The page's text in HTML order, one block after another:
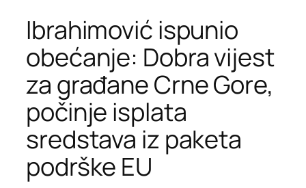
Ibrahimović ispunio
obećanje: Dobra vijest
za građane Crne Gore,
počinje isplata
sredstava iz paketa
podrške EU